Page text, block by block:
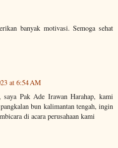
banyak motivasi. Semoga sehat
at 6:54 AM
saya Pak Ade Irawan Harahap, kami
bun kalimantan tengah, ingin
di acara perusahaan kami